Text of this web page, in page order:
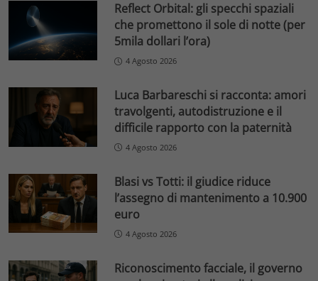
Reflect Orbital: gli specchi spaziali
che promettono il sole di notte (per
5mila dollari l’ora)
4 Agosto 2026
Luca Barbareschi si racconta: amori
travolgenti, autodistruzione e il
difficile rapporto con la paternità
4 Agosto 2026
Blasi vs Totti: il giudice riduce
l’assegno di mantenimento a 10.900
euro
4 Agosto 2026
Riconoscimento facciale, il governo